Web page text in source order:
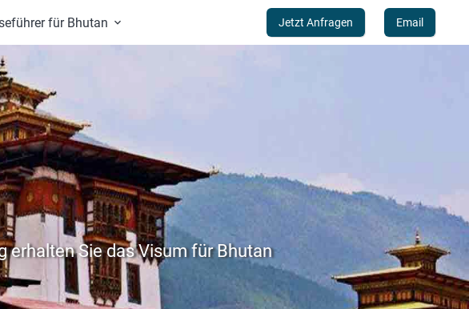
für Bhutan  Jetzt Anfragen Email
erhalten Sie das Visum für Bhutan